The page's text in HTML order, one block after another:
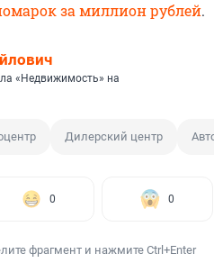
за миллион рублей.
«Недвижимость» на
Дилерский центр
0 0
фрагмент и нажмите Ctrl+Enter